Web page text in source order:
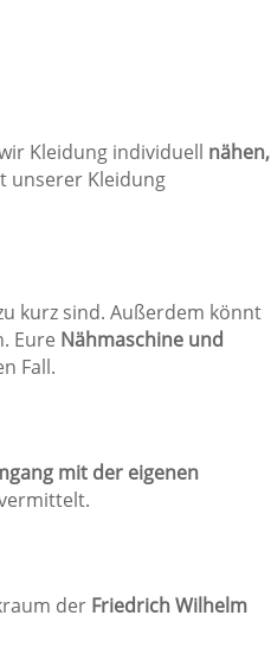
Kleidung individuell nähen,
unserer Kleidung
kurz sind. Außerdem könnt
Eure Nähmaschine und
Fall.
mit der eigenen
der Friedrich Wilhelm